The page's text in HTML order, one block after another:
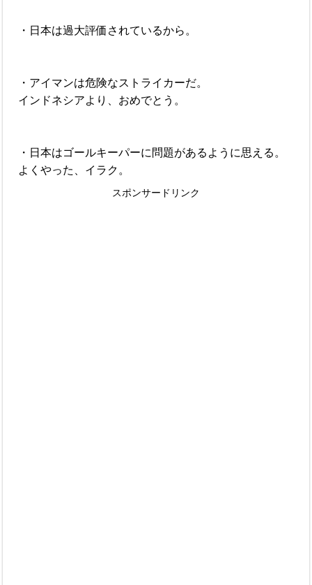
・日本は過大評価されているから。
・アイマンは危険なストライカーだ。
インドネシアより、おめでとう。
・日本はゴールキーパーに問題があるように思える。
よくやった、イラク。
スポンサードリンク